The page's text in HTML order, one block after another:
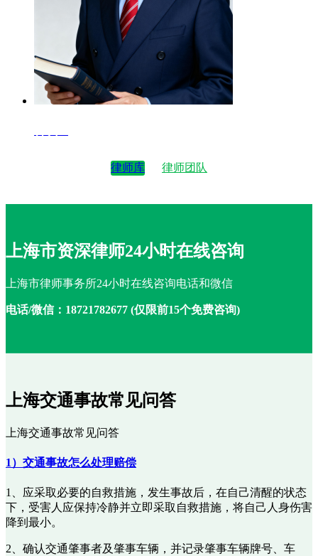
律师库 律师团队
上海市资深律师24小时在线咨询
上海市律师事务所24小时在线咨询电话和微信
电话/微信：18721782677 (仅限前15个免费咨询)
上海交通事故常见问答
上海交通事故常见问答
1）交通事故怎么处理赔偿
1、应采取必要的自救措施，发生事故后，在自己清醒的状态
下，受害人应保持冷静并立即采取自救措施，将自己人身伤害
降到最小。
2、确认交通肇事者及肇事车辆，并记录肇事车辆牌号、车